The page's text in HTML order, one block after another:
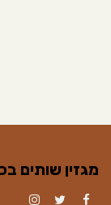
מגזין שותים